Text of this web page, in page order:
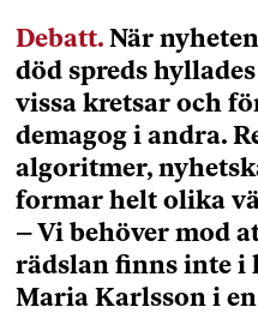
Debatt.När
död spreds
vissa kretsar och
demagog i andra.
algoritmer,
formar helt olika
– Vi behöver mod
rädslan finns inte i
Maria Karlsson i